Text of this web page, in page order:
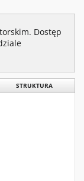
Dostęp
STRUKTURA